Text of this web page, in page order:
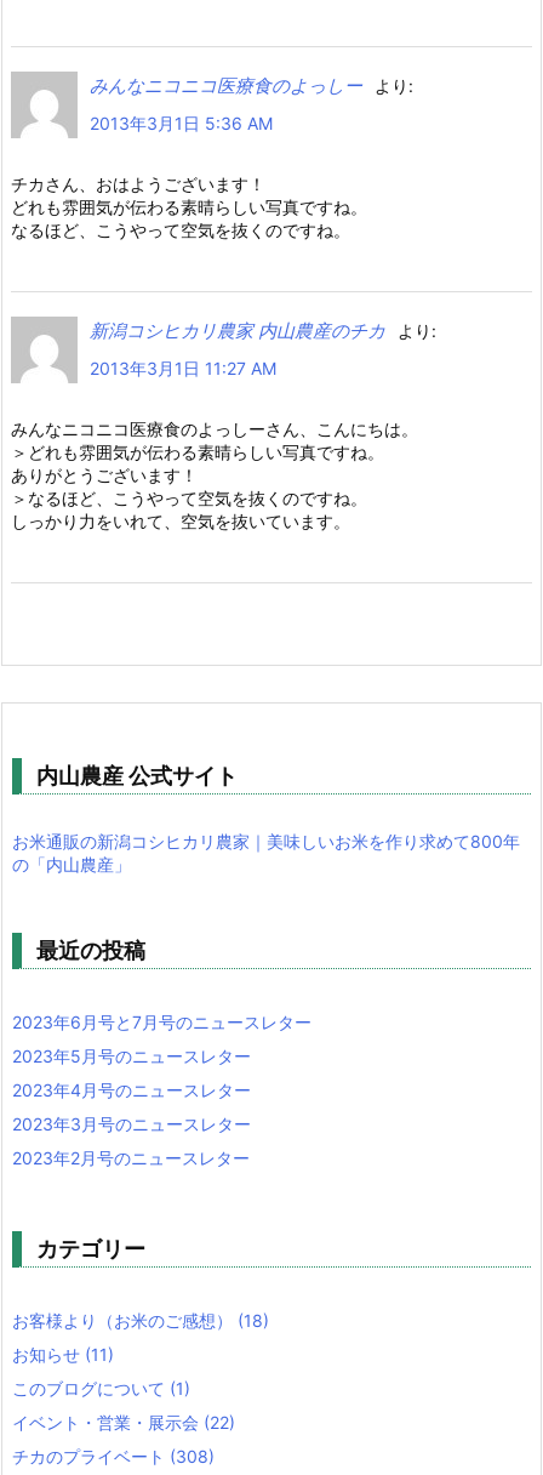
みんなニコニコ医療食のよっしー
より:
2013年3月1日 5:36 AM
チカさん、おはようございます！
どれも雰囲気が伝わる素晴らしい写真ですね。
なるほど、こうやって空気を抜くのですね。
新潟コシヒカリ農家 内山農産のチカ
より:
2013年3月1日 11:27 AM
みんなニコニコ医療食のよっしーさん、こんにちは。
＞どれも雰囲気が伝わる素晴らしい写真ですね。
ありがとうございます！
＞なるほど、こうやって空気を抜くのですね。
しっかり力をいれて、空気を抜いています。
内山農産 公式サイト
お米通販の新潟コシヒカリ農家｜美味しいお米を作り求めて800年
の「内山農産」
最近の投稿
2023年6月号と7月号のニュースレター
2023年5月号のニュースレター
2023年4月号のニュースレター
2023年3月号のニュースレター
2023年2月号のニュースレター
カテゴリー
お客様より（お米のご感想） (18)
お知らせ (11)
このブログについて (1)
イベント・営業・展示会 (22)
チカのプライベート (308)